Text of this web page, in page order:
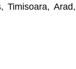
Timisoara, Arad,